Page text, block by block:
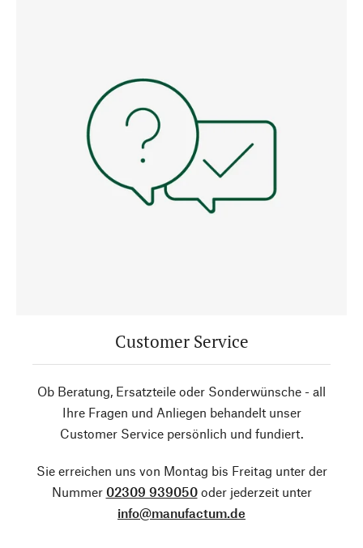
Customer Service
Ob Beratung, Ersatzteile oder Sonderwünsche - all
Ihre Fragen und Anliegen behandelt unser
Customer Service persönlich und fundiert.
Sie erreichen uns von Montag bis Freitag unter der
Nummer 02309 939050oder jederzeit unter
info@manufactum.de